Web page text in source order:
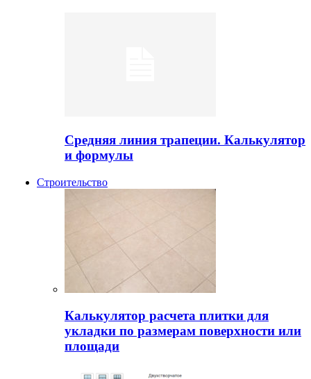
Средняя линия трапеции. Калькулятор
и формулы
Строительство
Калькулятор расчета плитки для
укладки по размерам поверхности или
площади